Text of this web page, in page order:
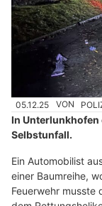
05.12.25 VON
In Unterlunkhofen
Selbstunfall.
Ein Automobilist
einer Baumreihe,
Feuerwehr musste